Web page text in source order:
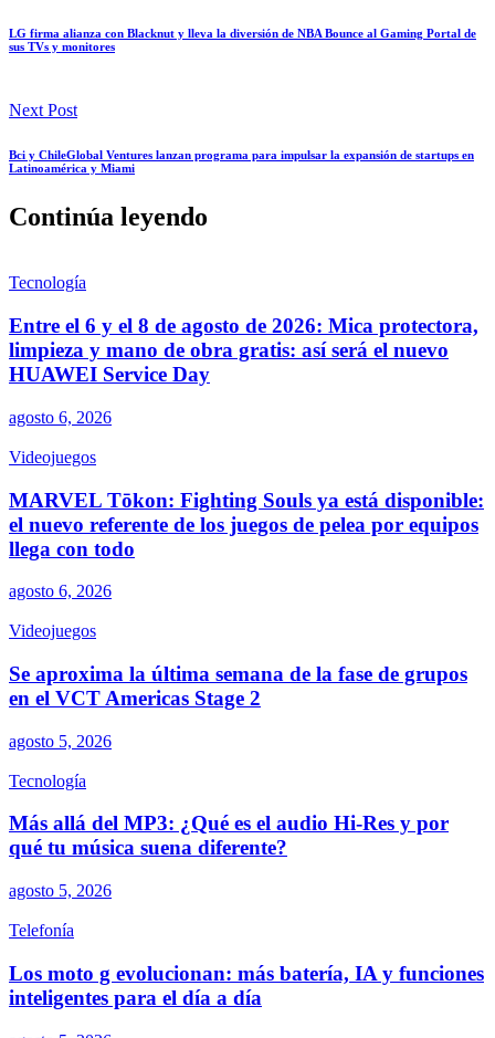
LG firma alianza con Blacknut y lleva la diversión de NBA Bounce al Gaming Portal de
sus TVs y monitores
Next Post
Bci y ChileGlobal Ventures lanzan programa para impulsar la expansión de startups en
Latinoamérica y Miami
Continúa leyendo
Tecnología
Entre el 6 y el 8 de agosto de 2026: Mica protectora,
limpieza y mano de obra gratis: así será el nuevo
HUAWEI Service Day
agosto 6, 2026
Videojuegos
MARVEL Tōkon: Fighting Souls ya está disponible:
el nuevo referente de los juegos de pelea por equipos
llega con todo
agosto 6, 2026
Videojuegos
Se aproxima la última semana de la fase de grupos
en el VCT Americas Stage 2
agosto 5, 2026
Tecnología
Más allá del MP3: ¿Qué es el audio Hi-Res y por
qué tu música suena diferente?
agosto 5, 2026
Telefonía
Los moto g evolucionan: más batería, IA y funciones
inteligentes para el día a día